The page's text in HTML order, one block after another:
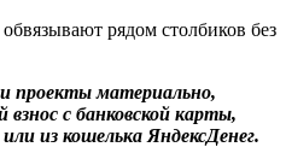
рядом столбиков без
материально,
взнос с банковской карты,
из кошелька ЯндексДенег.